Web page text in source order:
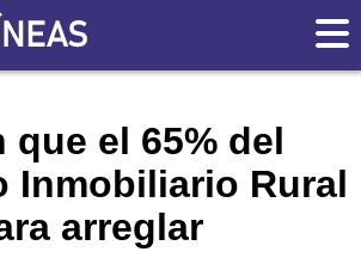
que el 65% del
Inmobiliario Rural
arreglar